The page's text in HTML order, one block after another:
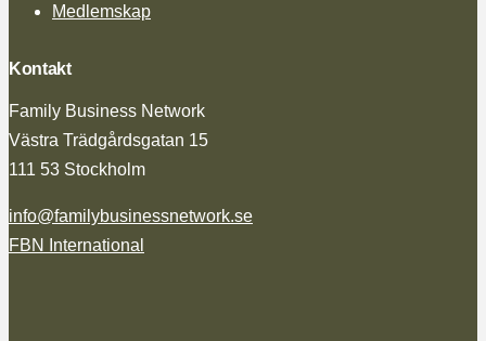
Medlemskap
Kontakt
Family Business Network
Västra Trädgårdsgatan 15
111 53 Stockholm
info@familybusinessnetwork.se
FBN International